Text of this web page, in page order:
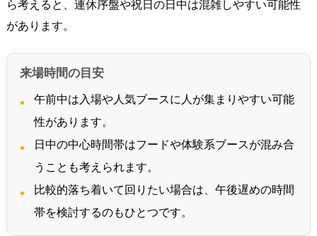
ら考えると、連休序盤や祝日の日中は混雑しやすい可能性
があります。
来場時間の目安
午前中は入場や人気ブースに人が集まりやすい可能
性があります。
日中の中心時間帯はフードや体験系ブースが混み合
うことも考えられます。
比較的落ち着いて回りたい場合は、午後遅めの時間
帯を検討するのもひとつです。